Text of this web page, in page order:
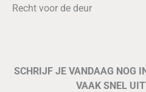
Recht voor de deur
SCHRIJF JE VANDAAG NOG
VAAK SNEL